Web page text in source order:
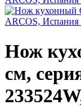
Нож
см,